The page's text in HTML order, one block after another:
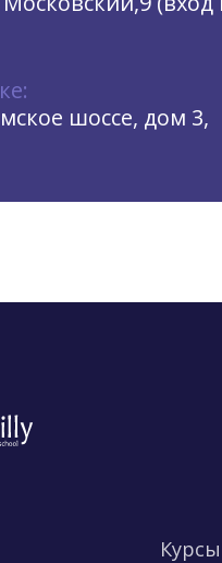
шоссе, дом 3,
Курсы